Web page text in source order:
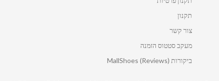
תקנון
צור קשר
מעקב סטטוס הזמנה
ביקורות MallShoes (Reviews)